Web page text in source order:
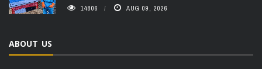
14806 AUG 09, 2026
ABOUT US